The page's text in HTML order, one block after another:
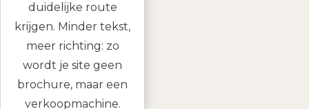
duidelijke route
krijgen. Minder tekst,
meer richting: zo
wordt je site geen
brochure, maar een
verkoopmachine.